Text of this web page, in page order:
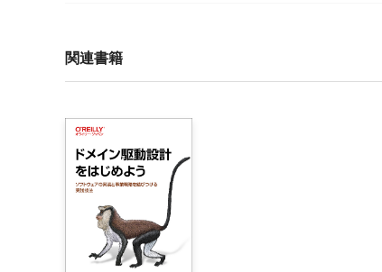
1章　導入：ドメイン駆動トランスフォーメーシ
    1.1　事例：コンテナ港のレガシーシステム
        1.1.2　ターゲットアーキテクチャの決定
1.1.3　現状のアーキテクチャとターゲット
1.1.4　トランスフォーメーションの優先順
        1.1.5　何が起こったのか
    1.2　手法
1.2.1　ドメイン駆動トランスフォーメーシ
    1.3　まとめ
関連書籍